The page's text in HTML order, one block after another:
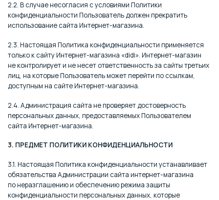
2.2. В случае несогласия с условиями Политики
конфиденциальности Пользователь должен прекратить
использование сайта Интернет-магазина.
2.3. Настоящая Политика конфиденциальности применяется
только к сайту Интернет-магазина «didi». Интернет-магазин
не контролирует и не несет ответственность за сайты третьих
лиц, на которые Пользователь может перейти по ссылкам,
доступным на сайте Интернет-магазина.
2.4. Администрация сайта не проверяет достоверность
персональных данных, предоставляемых Пользователем
сайта Интернет-магазина.
3. ПРЕДМЕТ ПОЛИТИКИ КОНФИДЕНЦИАЛЬНОСТИ
3.1. Настоящая Политика конфиденциальности устанавливает
обязательства Администрации сайта интернет-магазина
по неразглашению и обеспечению режима защиты
конфиденциальности персональных данных, которые